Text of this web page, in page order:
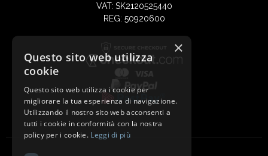
VAT: SK2120525440
REG: 50920600
×
Questo sito web utilizza
cookie
Questo sito web utilizza i cookie per
migliorare la tua esperienza di navigazione.
Utilizzando il nostro sito web acconsenti a
tutti i cookie in conformità con la nostra
policy per i cookie. Leggi di più